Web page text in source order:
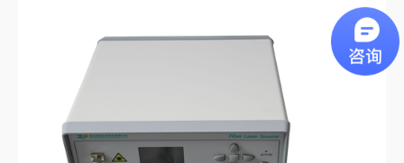
通信、5G/6G通信与雷达系统、光学相干层析成像（OCT）、光
学测量与传感以及太赫兹研究与超快激光等多个领域展现出非凡
的应用潜力。今天，四川梓冠光电...